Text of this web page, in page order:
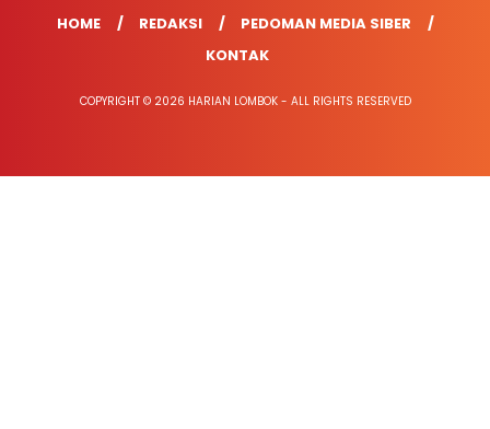
HOME REDAKSI
PEDOMAN MEDIA SIBER
KONTAK
COPYRIGHT © 2026 HARIAN LOMBOK - ALL RIGHTS RESERVED